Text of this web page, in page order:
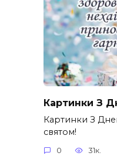
Картинки З
Картинки З
святом!
0 31к.